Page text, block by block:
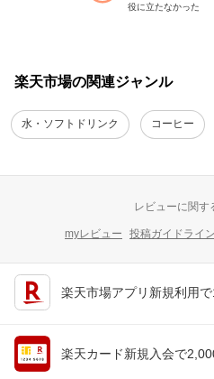
役に立たなかった
楽天市場の関連ジャンル
水・ソフトドリンク コーヒー
レビューに関す
myレビュー 投稿ガイドライン
楽天市場アプリ新規利用
楽天カード新規入会で